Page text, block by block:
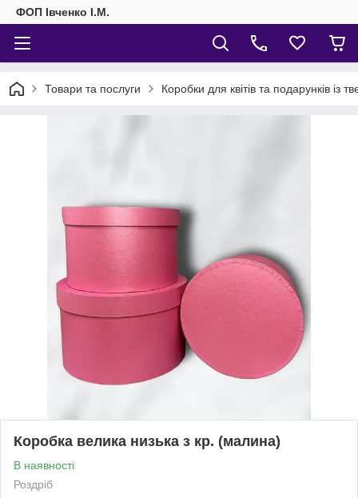
ФОП Івченко І.М.
Товари та послуги Коробки для квітів та подарунків із
Коробка велика низька з кр. (малина)
В наявності
Роздріб